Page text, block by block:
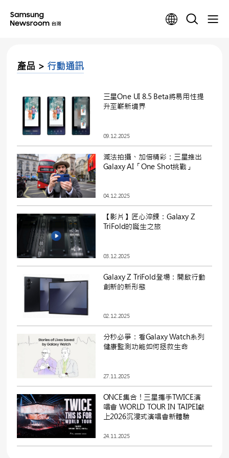
產品 > 行動通訊
三星One UI 8.5 Beta將易用性提
升至嶄新境界
09.12.2025
減法拍攝、加倍精彩：三星推出
Galaxy AI「One Shot挑戰」
04.12.2025
【影片】匠心淬鍊：Galaxy Z
TriFold的誕生之旅
03.12.2025
Galaxy Z TriFold登場：開啟行動
創新的新形態
02.12.2025
分秒必爭：看Galaxy Watch系列
健康監測功能如何拯救生命
27.11.2025
ONCE集合！三星攜手TWICE演
唱會WORLD TOUR IN TAIPEI獻
上2026沉浸式演唱會新體驗
24.11.2025